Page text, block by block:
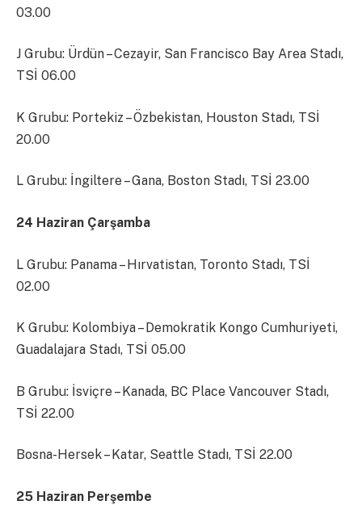
03.00
J Grubu: Ürdün – Cezayir, San Francisco Bay Area Stadı,
TSİ 06.00
K Grubu: Portekiz – Özbekistan, Houston Stadı, TSİ
20.00
L Grubu: İngiltere – Gana, Boston Stadı, TSİ 23.00
24 Haziran Çarşamba
L Grubu: Panama – Hırvatistan, Toronto Stadı, TSİ
02.00
K Grubu: Kolombiya – Demokratik Kongo Cumhuriyeti,
Guadalajara Stadı, TSİ 05.00
B Grubu: İsviçre – Kanada, BC Place Vancouver Stadı,
TSİ 22.00
Bosna-Hersek – Katar, Seattle Stadı, TSİ 22.00
25 Haziran Perşembe